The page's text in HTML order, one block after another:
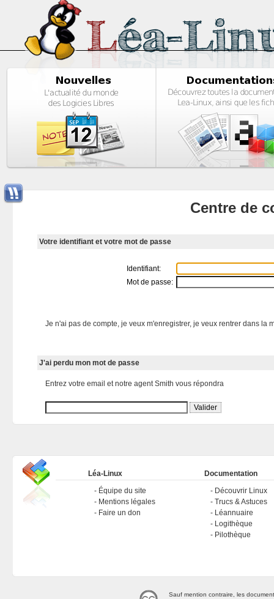
Centre de
Votre identifiant et votre mot de passe
Identifiant:
Mot de passe:
Je n'ai pas de compte, je veux m'enregistrer, je veux rentrer dans la
J'ai perdu mon mot de passe
Entrez votre email et notre agent Smith vous répondra
Léa-Linux
Équipe du site
Mentions légales
Faire un don
Documentation
Découvrir Linux
Trucs & Astuces
Léannuaire
Logithèque
Pilothèque
Sauf mention contraire, les